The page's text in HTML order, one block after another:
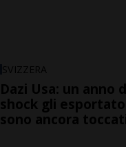
SVIZZERA
Dazi Usa: un anno
shock gli
sono ancora toccati